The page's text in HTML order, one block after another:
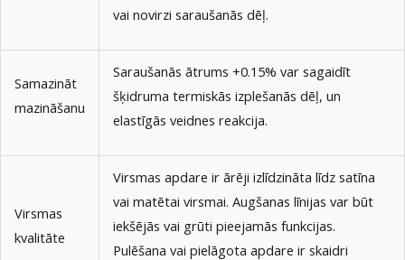
vai novirzi saraušanās dēļ.
Samazināt
mazināšanu
Saraušanās ātrums +0.15% var sagaidīt
šķidruma termiskās izplešanās dēļ, un
elastīgās veidnes reakcija.
Virsmas
kvalitāte
Virsmas apdare ir ārēji izlīdzināta līdz satīna
vai matētai virsmai. Augšanas līnijas var būt
iekšējās vai grūti pieejamās funkcijas.
Pulēšana vai pielāgota apdare ir skaidri